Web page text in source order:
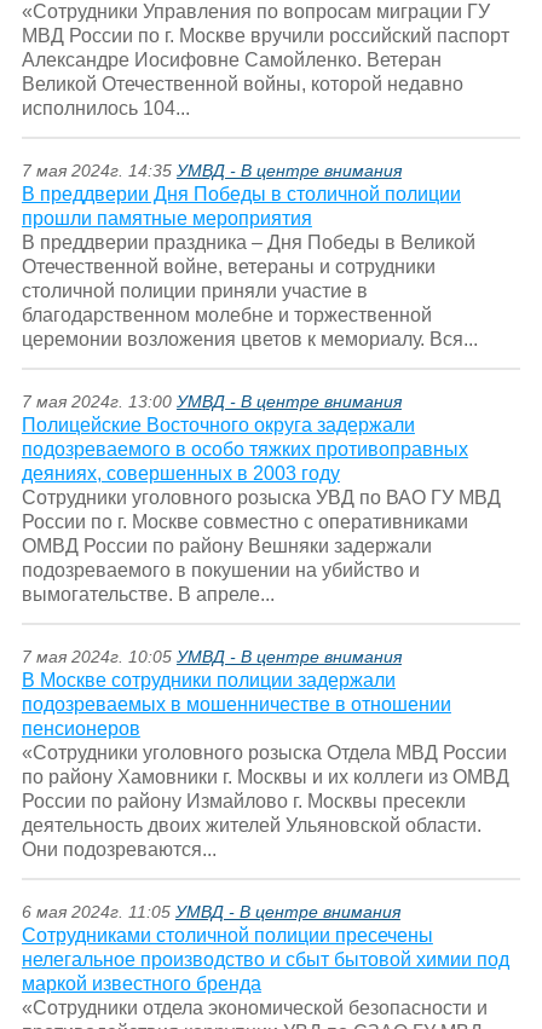
«Сотрудники Управления по вопросам миграции ГУ
МВД России по г. Москве вручили российский паспорт
Александре Иосифовне Самойленко. Ветеран
Великой Отечественной войны, которой недавно
исполнилось 104...
7 мая 2024г. 14:35 УМВД - В центре внимания
В преддверии Дня Победы в столичной полиции
прошли памятные мероприятия
В преддверии праздника – Дня Победы в Великой
Отечественной войне, ветераны и сотрудники
столичной полиции приняли участие в
благодарственном молебне и торжественной
церемонии возложения цветов к мемориалу. Вся...
7 мая 2024г. 13:00 УМВД - В центре внимания
Полицейские Восточного округа задержали
подозреваемого в особо тяжких противоправных
деяниях, совершенных в 2003 году
Сотрудники уголовного розыска УВД по ВАО ГУ МВД
России по г. Москве совместно с оперативниками
ОМВД России по району Вешняки задержали
подозреваемого в покушении на убийство и
вымогательстве. В апреле...
7 мая 2024г. 10:05 УМВД - В центре внимания
В Москве сотрудники полиции задержали
подозреваемых в мошенничестве в отношении
пенсионеров
«Сотрудники уголовного розыска Отдела МВД России
по району Хамовники г. Москвы и их коллеги из ОМВД
России по району Измайлово г. Москвы пресекли
деятельность двоих жителей Ульяновской области.
Они подозреваются...
6 мая 2024г. 11:05 УМВД - В центре внимания
Сотрудниками столичной полиции пресечены
нелегальное производство и сбыт бытовой химии под
маркой известного бренда
«Сотрудники отдела экономической безопасности и